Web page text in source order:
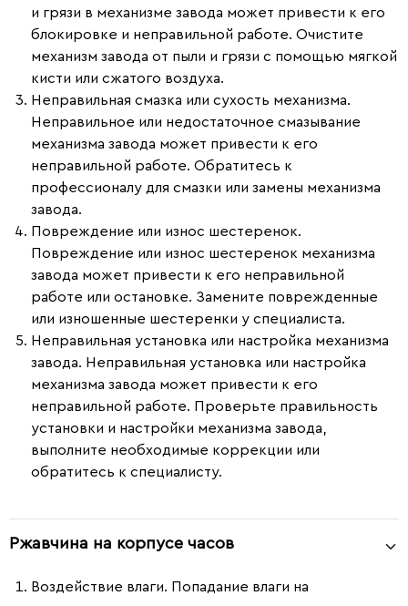
и грязи в механизме завода может привести к его
блокировке и неправильной работе. Очистите
механизм завода от пыли и грязи с помощью мягкой
кисти или сжатого воздуха.
Неправильная смазка или сухость механизма.
Неправильное или недостаточное смазывание
механизма завода может привести к его
неправильной работе. Обратитесь к
профессионалу для смазки или замены механизма
завода.
Повреждение или износ шестеренок.
Повреждение или износ шестеренок механизма
завода может привести к его неправильной
работе или остановке. Замените поврежденные
или изношенные шестеренки у специалиста.
Неправильная установка или настройка механизма
завода. Неправильная установка или настройка
механизма завода может привести к его
неправильной работе. Проверьте правильность
установки и настройки механизма завода,
выполните необходимые коррекции или
обратитесь к специалисту.
Ржавчина на корпусе часов
Воздействие влаги. Попадание влаги на